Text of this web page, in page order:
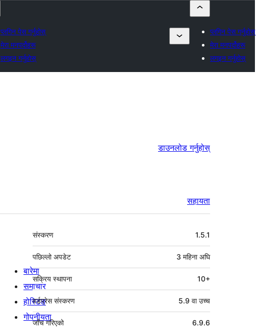
प्लगिन पेस गर्नुहोस्
मेरा मनपर्दोहरू
लगइन गर्नुहोस्
प्लगिन पेस गर्नुहोस्
मेरा मनपर्दोहरू
लगइन गर्नुहोस्
डाउनलोड गर्नुहोस्
सहायता
मेटा
संस्करण 1.5.1
पछिल्लो अपडेट 3 महिनाअघि
सक्रिय स्थापना 10+
वर्डप्रेस संस्करण 5.9 वा उच्च
जाँच गरिएको 6.9.6
बारेमा
समाचार
होस्टिङ
गोपनीयता